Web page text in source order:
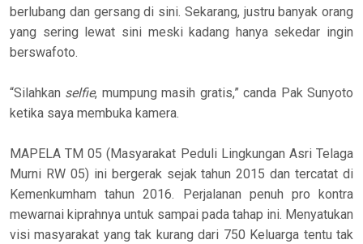
berlubang dan gersang di sini. Sekarang, justru banyak orang
yang sering lewat sini meski kadang hanya sekedar ingin
berswafoto.
“Silahkan selfie, mumpung masih gratis,” canda Pak Sunyoto
ketika saya membuka kamera.
MAPELA TM 05 (Masyarakat Peduli Lingkungan Asri Telaga
Murni RW 05) ini bergerak sejak tahun 2015 dan tercatat di
Kemenkumham tahun 2016. Perjalanan penuh pro kontra
mewarnai kiprahnya untuk sampai pada tahap ini. Menyatukan
visi masyarakat yang tak kurang dari 750 Keluarga tentu tak